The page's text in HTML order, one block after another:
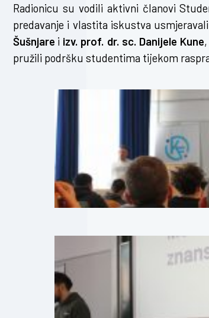
Radionicu su vodili aktivni članovi
predavanje i vlastita iskustva
Šušnjare i izv. prof. dr. sc. Danijele Kune
pružili podršku studentima tijekom